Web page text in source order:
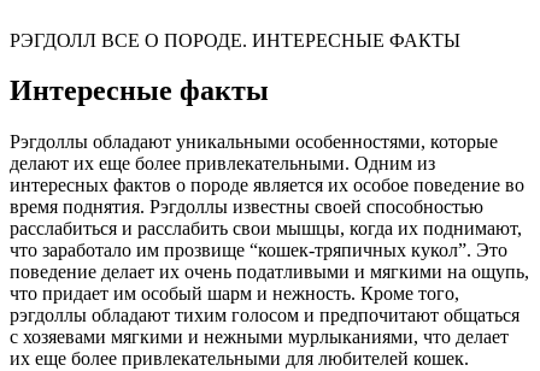
РЭГДОЛЛ ВСЕ О ПОРОДЕ. ИНТЕРЕСНЫЕ ФАКТЫ
Интересные факты
Рэгдоллы обладают уникальными особенностями, которые
делают их еще более привлекательными. Одним из
интересных фактов о породе является их особое поведение во
время поднятия. Рэгдоллы известны своей способностью
расслабиться и расслабить свои мышцы, когда их поднимают,
что заработало им прозвище “кошек-тряпичных кукол”. Это
поведение делает их очень податливыми и мягкими на ощупь,
что придает им особый шарм и нежность. Кроме того,
рэгдоллы обладают тихим голосом и предпочитают общаться
с хозяевами мягкими и нежными мурлыканиями, что делает
их еще более привлекательными для любителей кошек.